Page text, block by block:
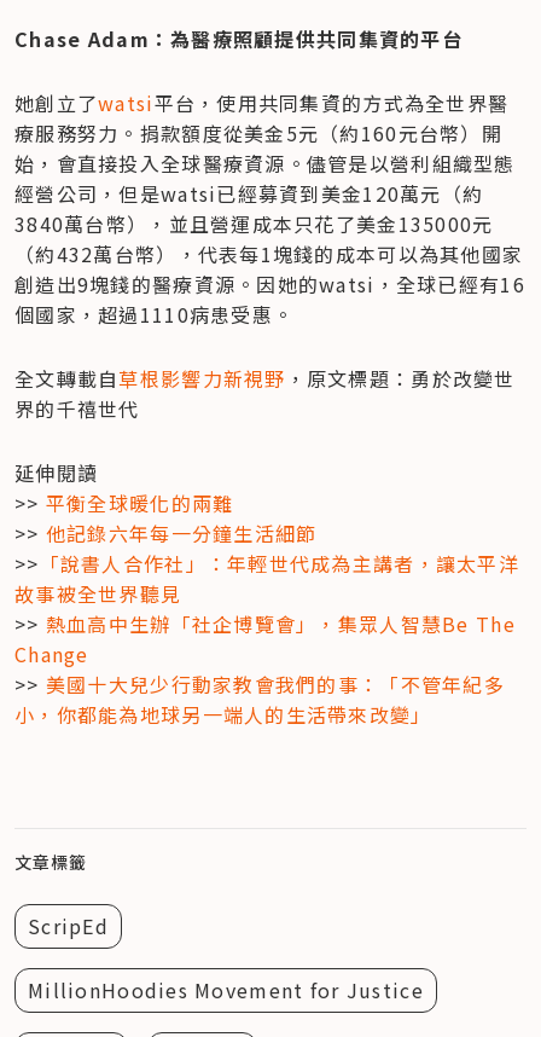
Chase Adam：為醫療照顧提供共同集資的平台
她創立了watsi平台，使用共同集資的方式為全世界醫
療服務努力。捐款額度從美金5元（約160元台幣）開
始，會直接投入全球醫療資源。儘管是以營利組織型態
經營公司，但是watsi已經募資到美金120萬元（約
3840萬台幣），並且營運成本只花了美金135000元
（約432萬台幣），代表每1塊錢的成本可以為其他國家
創造出9塊錢的醫療資源。因她的watsi，全球已經有16
個國家，超過1110病患受惠。
全文轉載自草根影響力新視野 ，原文標題：勇於改變世
界的千禧世代
延伸閱讀
>> 平衡全球暖化的兩難
>> 他記錄六年每一分鐘生活細節
>> 「說書人合作社」：年輕世代成為主講者，讓太平洋
故事被全世界聽見
>> 熱血高中生辦「社企博覽會」，集眾人智慧Be The
Change
>> 美國十大兒少行動家教會我們的事：「不管年紀多
小，你都能為地球另一端人的生活帶來改變」
文章標籤
ScripEd
MillionHoodies Movement for Justice